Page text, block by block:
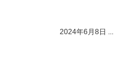
2024年6月8日 ...